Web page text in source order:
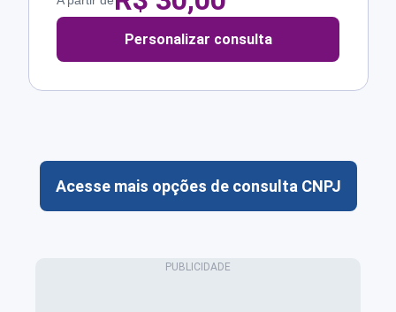
Personalizar consulta
Acesse mais opções de consulta CNPJ